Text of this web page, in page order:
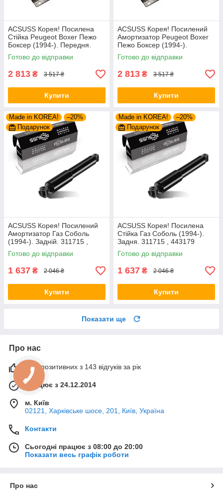
ACSUSS Корея! Посилена
Стійка Peugeot Boxer Пежо
Боксер (1994-). Передня.
Шток 25mm. 280975 , 635853
Готово до відправки
2 813 ₴ 3 517 ₴
Купити
ACSUSS Корея! Посилений
Амортизатор Peugeot Boxer
Пежо Боксер (1994-).
Передній. Шток 25mm.
280975 , 635853
Готово до відправки
2 813 ₴ 3 517 ₴
Купити
Made in KOREA!
–20%
Подарунок
ACSUSS Корея! Посилений
Амортизатор Газ Соболь
(1994-). Задній. 311715 ,
443179
Готово до відправки
1 637 ₴ 2 046 ₴
Купити
Made in KOREA!
–20%
Подарунок
ACSUSS Корея! Посилена
Стійка Газ Соболь (1994-).
Задня. 311715 , 443179
Готово до відправки
1 637 ₴ 2 046 ₴
Купити
Показати ще
Про нас
99% позитивних з 143 відгуків за рік
Працює з 24.12.2014
м. Київ
02121, Харківське шосе, 201, Київ, Україна
Контакти
Сьогодні працює з 08:00 до 20:00
Показати весь графік роботи
Про нас